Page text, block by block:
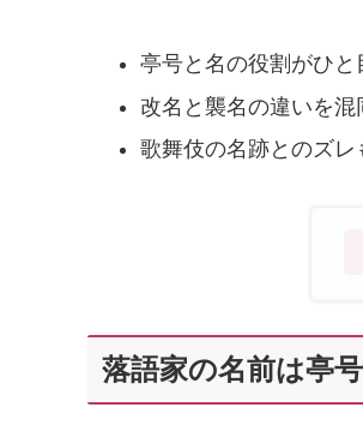
亭号と名の役割がひと
改名と襲名の違いを混
歌舞伎の名跡とのズレ
落語家の名前は亭